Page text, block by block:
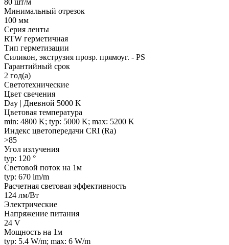
Минимальный отрезок
100 мм
Серия ленты
RTW герметичная
Тип герметизации
Силикон, экструзия прозр. прямоуг. - PS
Гарантийный срок
2 год(а)
Светотехнические
Цвет свечения
Day | Дневной 5000 K
Цветовая температура
min: 4800 K; typ: 5000 K; max: 5200 K
Индекс цветопередачи CRI (Ra)
>85
Угол излучения
typ: 120 °
Световой поток на 1м
typ: 670 lm/m
Расчетная световая эффективность
124 лм/Вт
Электрические
Напряжение питания
24 V
Мощность на 1м
typ: 5.4 W/m; max: 6 W/m